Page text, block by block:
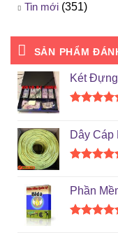
Tin mới (351)
SẢN PHẨM
Két
5 sao
Dây Cáp
5 sao
Phần